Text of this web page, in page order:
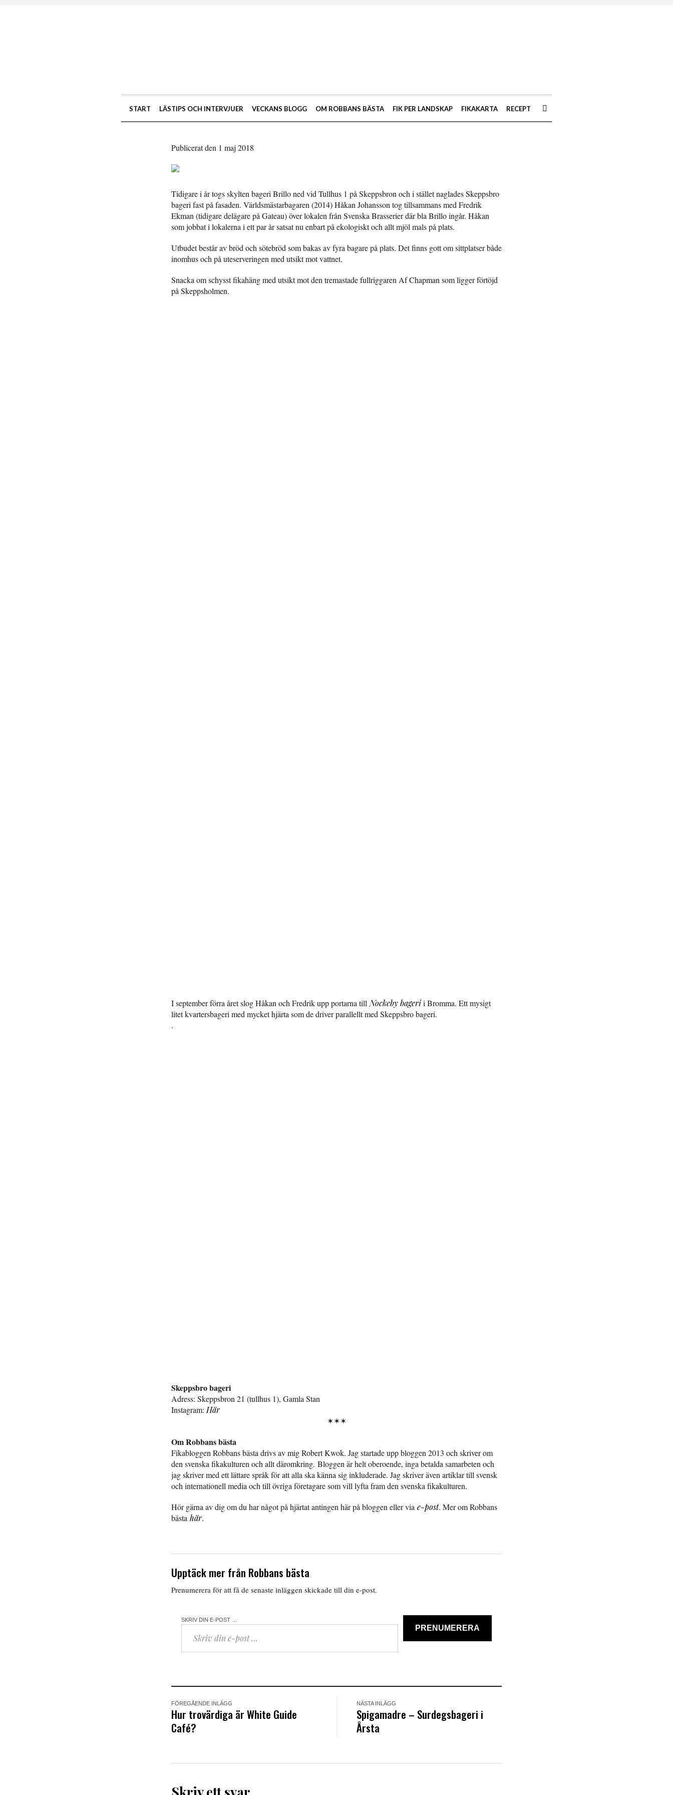
START LÄSTIPS OCH INTERVJUER VECKANS BLOGG OM ROBBANS BÄSTA FIK PER LANDSKAP FIKAKARTA RECEPT
Publicerat den 1 maj 2018
Tidigare i år togs skylten bageri Brillo ned vid Tullhus 1 på Skeppsbron och i stället naglades Skeppsbro
bageri fast på fasaden. Världsmästarbagaren (2014) Håkan Johansson tog tillsammans med Fredrik
Ekman (tidigare delägare på Gateau) över lokalen från Svenska Brasserier där bla Brillo ingår. Håkan
som jobbat i lokalerna i ett par år satsat nu enbart på ekologiskt och allt mjöl mals på plats.
Utbudet består av bröd och sötebröd som bakas av fyra bagare på plats. Det finns gott om sittplatser både
inomhus och på uteserveringen med utsikt mot vattnet.
Snacka om schysst fikahäng med utsikt mot den tremastade fullriggaren Af Chapman som ligger förtöjd
på Skeppsholmen.
I september förra året slog Håkan och Fredrik upp portarna till Nockeby bagerii Bromma. Ett mysigt
litet kvartersbageri med mycket hjärta som de driver parallellt med Skeppsbro bageri.
.
Skeppsbro bageri
Adress: Skeppsbron 21 (tullhus 1), Gamla Stan
Instagram: Här
✶✶✶
Om Robbans bästa
Fikabloggen Robbans bästa drivs av mig Robert Kwok. Jag startade upp bloggen 2013 och skriver om
den svenska fikakulturen och allt däromkring. Bloggen är helt oberoende, inga betalda samarbeten och
jag skriver med ett lättare språk för att alla ska känna sig inkluderade. Jag skriver även artiklar till svensk
och internationell media och till övriga företagare som vill lyfta fram den svenska fikakulturen.
Hör gärna av dig om du har något på hjärtat antingen här på bloggen eller via e-post. Mer om Robbans
bästa här.
Upptäck mer från Robbans bästa
Prenumerera för att få de senaste inläggen skickade till din e-post.
SKRIV DIN E-POST …
PRENUMERERA
FÖREGÅENDE INLÄGG
Hur trovärdiga är White Guide
Café?
NÄSTA INLÄGG
Spigamadre – Surdegsbageri i
Årsta